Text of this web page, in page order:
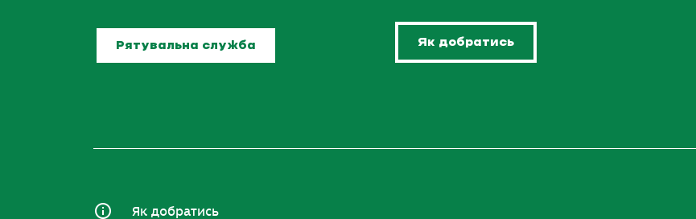
Рятувальна служба Як добратись
Як добратись